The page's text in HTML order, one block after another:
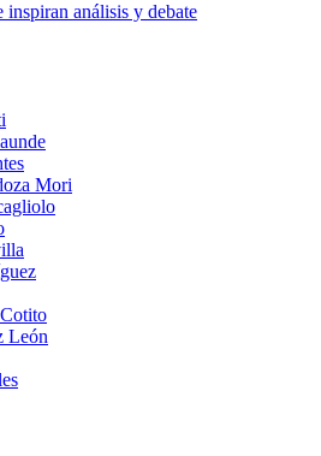
inspiran análisis y debate
Mori
León